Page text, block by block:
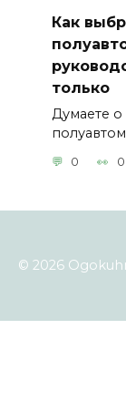
Как
только
Думаете о
0 0
© 2026